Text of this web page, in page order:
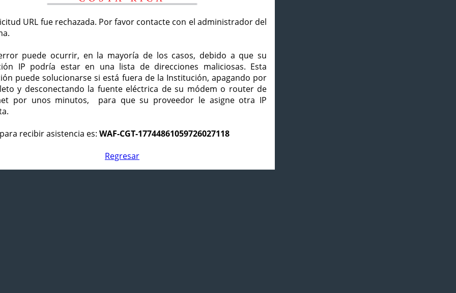
URL fue rechazada. Por favor contacte con el administrador del
puede ocurrir, en la mayoría de los casos, debido a que su
IP podría estar en una lista de direcciones maliciosas. Esta
puede solucionarse si está fuera de la Institución, apagando por
y desconectando la fuente eléctrica de su módem o router de
por unos minutos, para que su proveedor le asigne otra IP
recibir asistencia es: WAF-CGT-17744861059726027118
Regresar